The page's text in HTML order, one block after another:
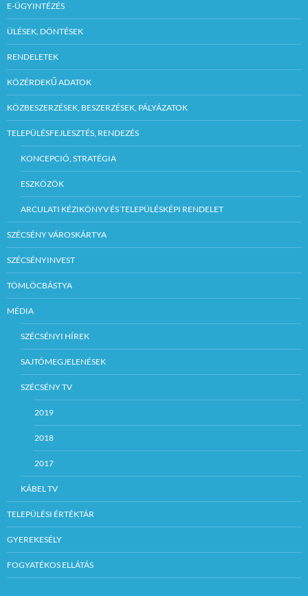
E-ÜGYINTÉZÉS
ÜLÉSEK, DÖNTÉSEK
RENDELETEK
KÖZÉRDEKŰ ADATOK
KÖZBESZERZÉSEK, BESZERZÉSEK, PÁLYÁZATOK
TELEPÜLÉSFEJLESZTÉS, RENDEZÉS
KONCEPCIÓ, STRATÉGIA
ESZKÖZÖK
ARCULATI KÉZIKÖNYV ÉS TELEPÜLÉSKÉPI RENDELET
SZÉCSÉNY VÁROSKÁRTYA
SZÉCSÉNYINVEST
TÖMLÖCBÁSTYA
MÉDIA
SZÉCSÉNYI HÍREK
SAJTÓMEGJELENÉSEK
SZÉCSÉNY TV
2019
2018
2017
KÁBEL TV
TELEPÜLÉSI ÉRTÉKTÁR
GYEREKESÉLY
FOGYATÉKOS ELLÁTÁS